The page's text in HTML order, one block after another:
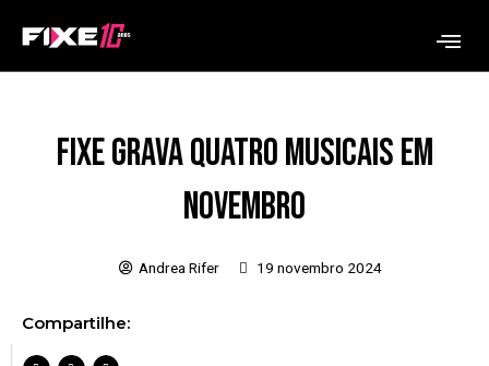
Fixe grava quatro musicais em
novembro
Andrea Rifer 19 novembro 2024
Compartilhe: